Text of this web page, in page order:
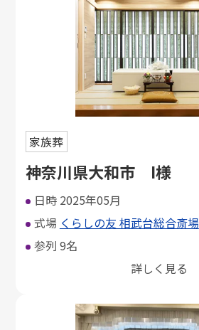
家族葬
神奈川県大和市 I様
日時 2025年05月
式場 くらしの友 相武台総合斎場
参列 9名
詳しく見る